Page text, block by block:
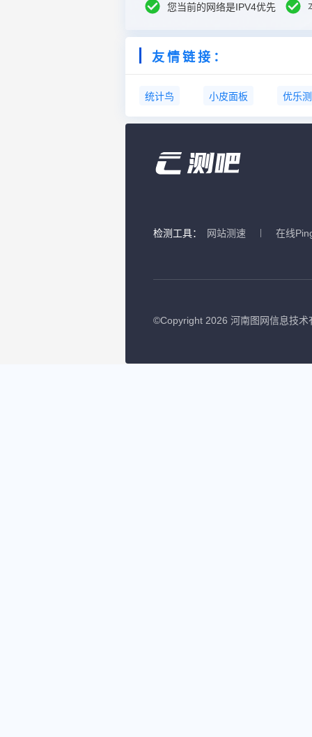
您当前的网络是IPV4优先
友情链接：
统计鸟 小皮面板 优乐
检测工具： 网站测速 在线
©Copyright 2026 河南图网信息技